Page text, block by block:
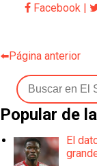
Facebook |
⬅️Página anterior
Popular de
El